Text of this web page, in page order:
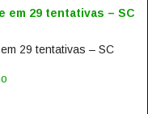
em 29 tentativas – SC